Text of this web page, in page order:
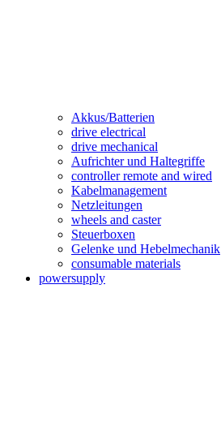
Akkus/Batterien
drive electrical
drive mechanical
Aufrichter und Haltegriffe
controller remote and wired
Kabelmanagement
Netzleitungen
wheels and caster
Steuerboxen
Gelenke und Hebelmechanik
consumable materials
powersupply